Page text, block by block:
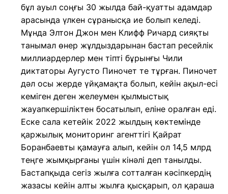
бұл ауыл соңғы 30 жылда бай-қуатты адамдар
арасында үлкен сұранысқа ие болып келеді.
Мұнда Элтон Джон мен Клифф Ричард сияқты
танымал өнер жұлдыздарынан бастап ресейлік
миллиардерлер мен тіпті бұрынғы Чили
диктаторы Аугусто Пиночет те тұрған. Пиночет
дәл осы жерде үйқамақта болып, кейін ақыл-есі
кеміген деген желеумен қылмыстық
жауапкершіліктен босатылып, еліне оралған еді.
Еске сала кетейік 2022 жылдың көктемінде
қаржылық мониторинг агенттігі Қайрат
Боранбаевты қамауға алып, кейін ол 14,5 млрд
теңге жымқырғаны үшін кінәлі деп танылды.
Бастапқыда сегіз жылға сотталған кәсіпкердің
жазасы кейін алты жылға қысқарып, ол қараша